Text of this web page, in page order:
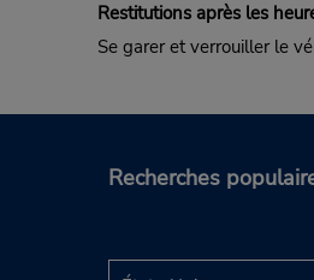
Restitutions après les
Se garer et verrouiller le
Recherches